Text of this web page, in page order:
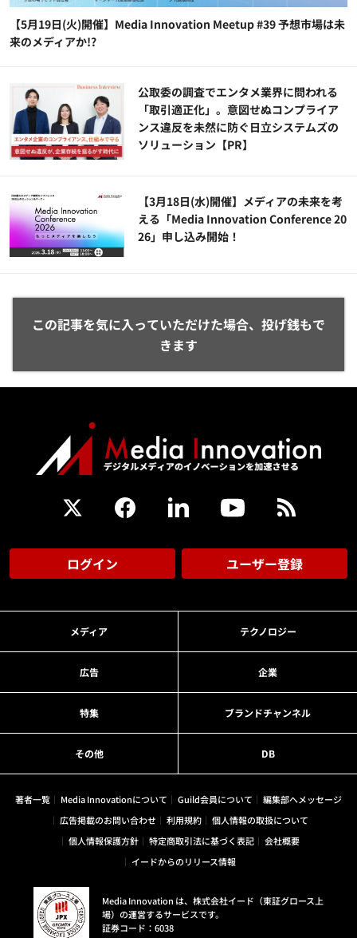
【5月19日(火)開催】Media Innovation Meetup #39 予想市場は未
来のメディアか!?
公​​取委の調査でエンタメ業界に問われる
「取引適正化」。意図せぬコンプライア
ンス違反を未然に防ぐ日立システムズの
ソリューション​【PR】
【3月18日(水)開催】メディアの未来を考
える「Media Innovation Conference 20
26」申し込み開始！
この記事を気に入っていただけた場合、投げ銭もで
きます
ログイン ユーザー登録
メディア テクノロジー
広告 企業
特集 ブランドチャンネル
その他 DB
著者一覧 Media Innovationについて Guild会員について
編集部へメッセージ
広告掲載のお問い合わせ
利用規約
個人情報の取扱について
個人情報保護方針
特定商取引法に基づく表記
会社概要
イードからのリリース情報
Media Innovation は、株式会社イード（東証グロース上
場）の運営するサービスです。
証券コード：6038